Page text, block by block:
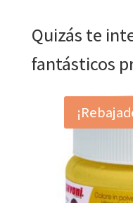
Quizás te
fantásticos